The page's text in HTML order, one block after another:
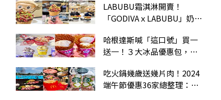
LABUBU霜淇淋開賣！
「GODIVAｘLABUBU」奶
免費送
哈根達斯喊「這口號」買一
送一！３大冰品優惠包，酷
吃火鍋幾歲送幾片肉！2024
端午節優惠36家總整理：麥